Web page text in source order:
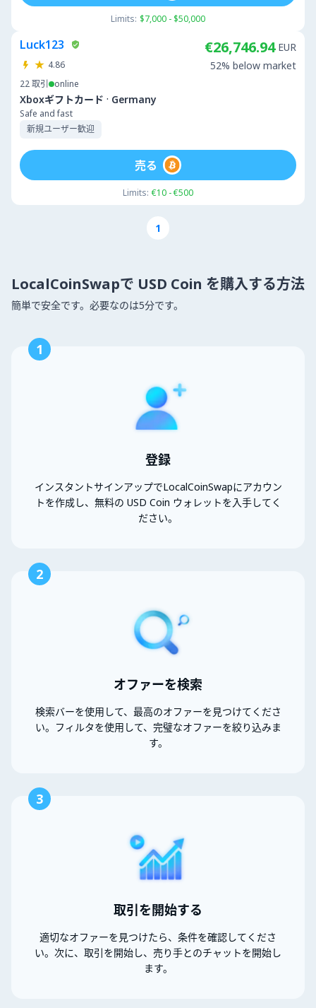
Limits: $7,000 - $50,000
Luck123
4.86
22取引 online
Xboxギフトカード · Germany
Safe and fast
新規ユーザー歓迎
€26,746.94 EUR
52% below market
Limits: €10 - €500
売る
1
LocalCoinSwapで USD Coin を購入する方法
簡単で安全です。必要なのは5分です。
1
登録
インスタントサインアップでLocalCoinSwapにアカウン
トを作成し、無料の USD Coin ウォレットを入手してく
ださい。
2
オファーを検索
検索バーを使用して、最高のオファーを見つけてくださ
い。フィルタを使用して、完璧なオファーを絞り込みま
す。
3
取引を開始する
適切なオファーを見つけたら、条件を確認してくださ
い。次に、取引を開始し、売り手とのチャットを開始し
ます。